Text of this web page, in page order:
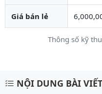
Thông số kỹ
Giá bán lẻ
Mô tả chi tiết
NỘI DUNG BÀI VIẾT